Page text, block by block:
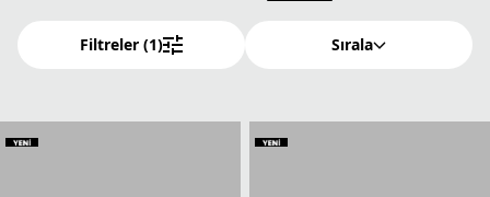
Filtreler (1) Sırala